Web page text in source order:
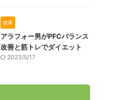
健康
アラフォー男がPFCバランス
改善と筋トレでダイエット
2023/5/17